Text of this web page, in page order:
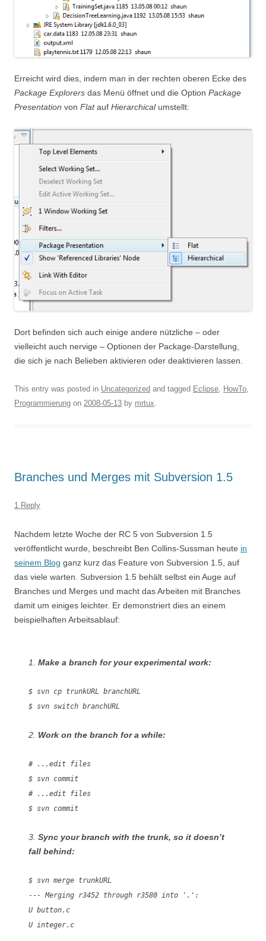
Erreicht wird dies, indem man in der rechten oberen Ecke des
Package Explorers das Menü öffnet und die Option Package
Presentation von Flatauf Hierarchical umstellt:
Dort befinden sich auch einige andere nützliche – oder
vielleicht auch nervige – Optionen der Package-Darstellung,
die sich je nach Belieben aktivieren oder deaktivieren lassen.
This entry was posted in Uncategorized and tagged Eclipse, HowTo,
Programmierung on 2008-05-13 by mrtux.
Branches und Merges mit Subversion 1.5
1 Reply
Nachdem letzte Woche der RC 5 von Subversion 1.5
veröffentlicht wurde, beschreibt Ben Collins-Sussman heute in
seinem Blog ganz kurz das Feature von Subversion 1.5, auf
das viele warten. Subversion 1.5 behält selbst ein Auge auf
Branches und Merges und macht das Arbeiten mit Branches
damit um einiges leichter. Er demonstriert dies an einem
beispielhaften Arbeitsablauf:
1. Make a branch for your experimental work:
$ svn cp trunkURL branchURL
$ svn switch branchURL
2. Work on the branch for a while:
# ...edit files
$ svn commit
# ...edit files
$ svn commit
3. Sync your branch with the trunk, so it doesn’t
fall behind:
$ svn merge trunkURL
--- Merging r3452 through r3580 into '.':
U button.c
U integer.c